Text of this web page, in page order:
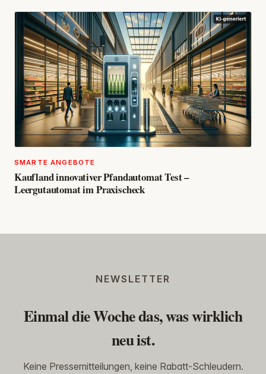
SMARTE ANGEBOTE
Kaufland innovativer Pfandautomat Test –
Leergutautomat im Praxischeck
NEWSLETTER
Einmal die Woche das, was wirklich
neu ist.
Keine Pressemitteilungen, keine Rabatt-Schleudern.